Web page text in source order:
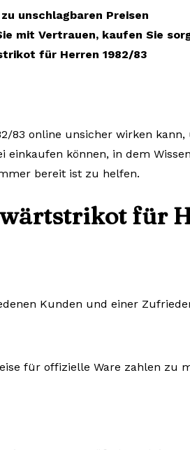
unschlagbaren Preisen
mit Vertrauen, kaufen Sie
für Herren 1982/83
83 online unsicher wirken
können, in dem
bereit ist zu helfen.
für
Kunden und einer
für offizielle Ware zahlen zu